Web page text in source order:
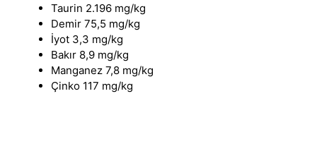
Taurin 2.196 mg/kg
Demir 75,5 mg/kg
İyot 3,3 mg/kg
Bakır 8,9 mg/kg
Manganez 7,8 mg/kg
Çinko 117 mg/kg